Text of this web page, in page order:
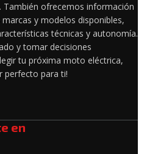
ofrecemos información
y modelos disponibles,
técnicas y autonomía.
y tomar decisiones
tu próxima moto eléctrica,
perfecto para ti!
en